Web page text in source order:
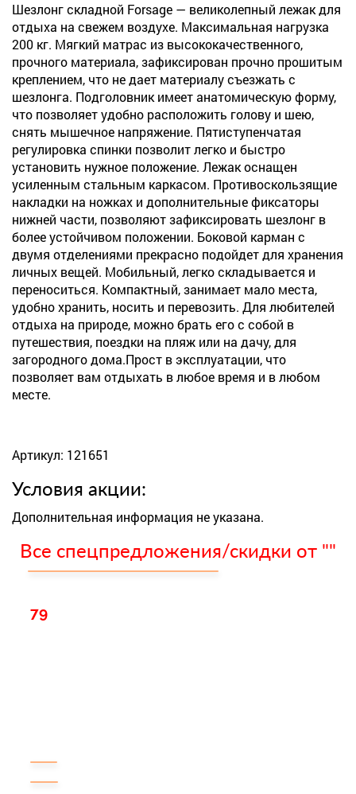
Шезлонг складной Forsage — великолепный лежак для
отдыха на свежем воздухе. Максимальная нагрузка
200 кг. Мягкий матрас из высококачественного,
прочного материала, зафиксирован прочно прошитым
креплением, что не дает материалу съезжать с
шезлонга. Подголовник имеет анатомическую форму,
что позволяет удобно расположить голову и шею,
снять мышечное напряжение. Пятиступенчатая
регулировка спинки позволит легко и быстро
установить нужное положение. Лежак оснащен
усиленным стальным каркасом. Противоскользящие
накладки на ножках и дополнительные фиксаторы
нижней части, позволяют зафиксировать шезлонг в
более устойчивом положении. Боковой карман с
двумя отделениями прекрасно подойдет для хранения
личных вещей. Мобильный, легко складывается и
переноситься. Компактный, занимает мало места,
удобно хранить, носить и перевозить. Для любителей
отдыха на природе, можно брать его с собой в
путешествия, поездки на пляж или на дачу, для
загородного дома.Прост в эксплуатации, что
позволяет вам отдыхать в любое время и в любом
месте.
Артикул: 121651
Условия акции:
Дополнительная информация не указана.
Все спецпредложения/скидки от ""
79